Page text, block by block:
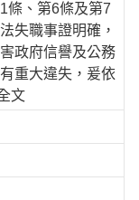
條、第6條及第7
失職事證明確，
政府信譽及公務
重大違失，爰依
文